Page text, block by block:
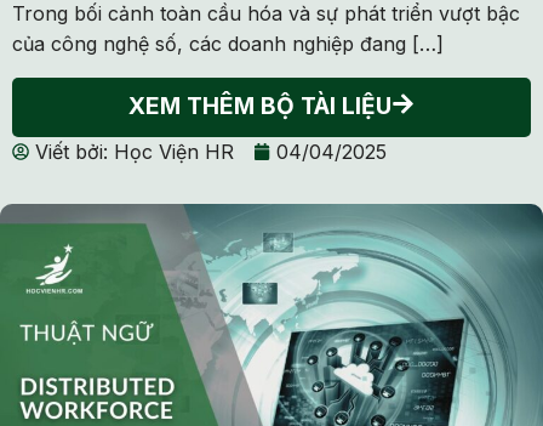
Trong bối cảnh toàn cầu hóa và sự phát triển vượt bậc
của công nghệ số, các doanh nghiệp đang […]
XEM THÊM BỘ TÀI LIỆU
Viết bởi: Học Viện HR 04/04/2025